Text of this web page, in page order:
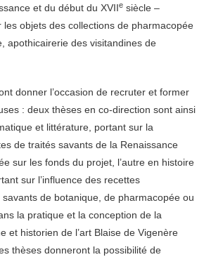
et du début du XVIIe siècle –
les objets des collections de pharmacopée
apothicairerie des visitandines de
donner l’occasion de recruter et former
: deux thèses en co-direction sont ainsi
et littérature, portant sur la
de traités savants de la Renaissance
sur les fonds du projet, l’autre en histoire
sur l’influence des recettes
de botanique, de pharmacopée ou
la pratique et la conception de la
et historien de l’art Blaise de Vigenère
thèses donneront la possibilité de